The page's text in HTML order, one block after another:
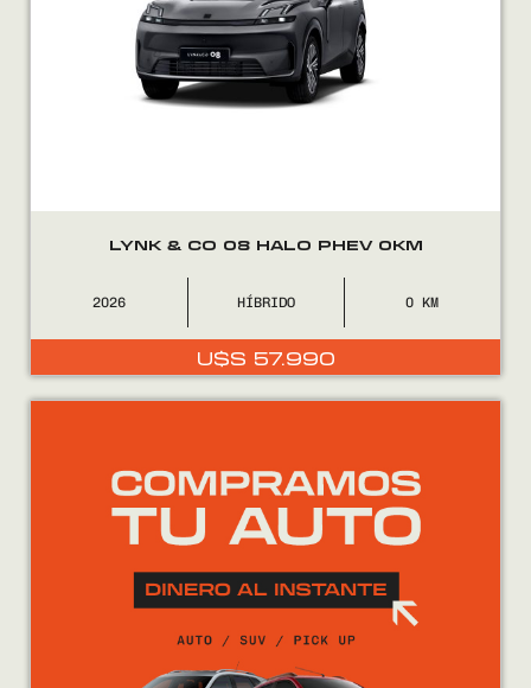
LYNK & CO 08 HALO PHEV 0KM
2026 HÍBRIDO 0
U$S 57.990